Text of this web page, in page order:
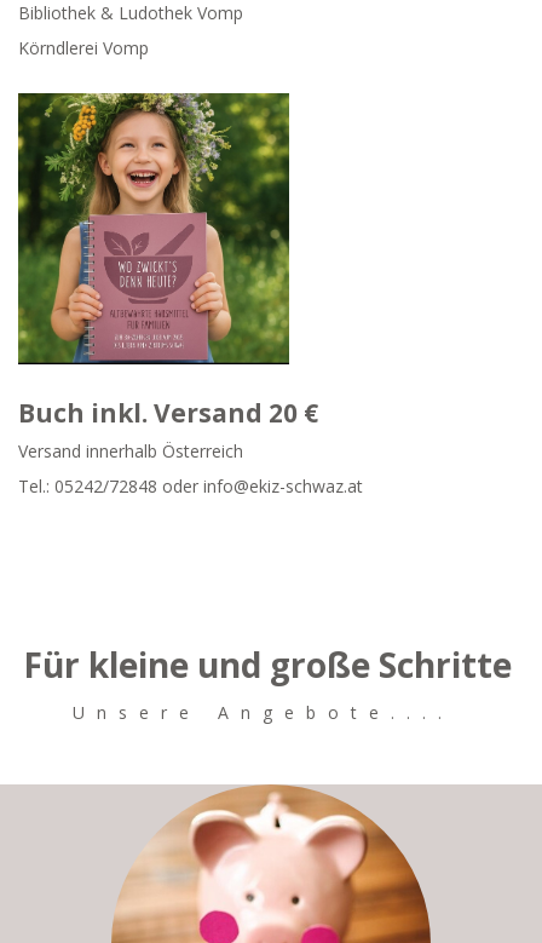
Bibliothek & Ludothek Vomp
Körndlerei Vomp
Buch inkl. Versand 20 €
Versand innerhalb Österreich
Tel.: 05242/72848 oder info@ekiz-schwaz.at
Für kleine und große Schritte
Unsere Angebote....